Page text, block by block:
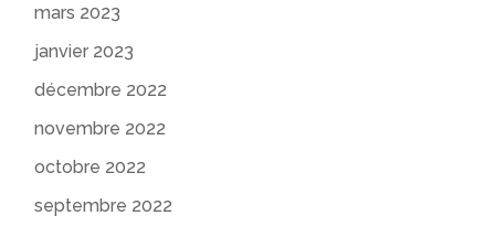
mars 2023
janvier 2023
décembre 2022
novembre 2022
octobre 2022
septembre 2022